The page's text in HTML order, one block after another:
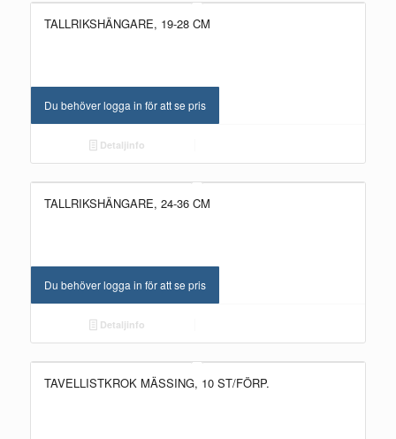
TALLRIKSHÄNGARE, 19-28 CM
Du behöver logga in för att se pris
Detaljinfo
TALLRIKSHÄNGARE, 24-36 CM
Du behöver logga in för att se pris
Detaljinfo
TAVELLISTKROK MÄSSING, 10 ST/FÖRP.